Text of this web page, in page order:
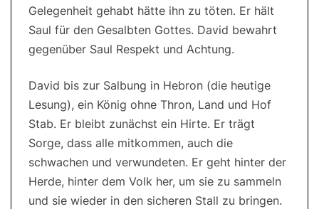
Gelegenheit gehabt hätte ihn zu töten. Er hält
Saul für den Gesalbten Gottes. David bewahrt
gegenüber Saul Respekt und Achtung.
David bis zur Salbung in Hebron (die heutige
Lesung), ein König ohne Thron, Land und Hof
Stab. Er bleibt zunächst ein Hirte. Er trägt
Sorge, dass alle mitkommen, auch die
schwachen und verwundeten. Er geht hinter der
Herde, hinter dem Volk her, um sie zu sammeln
und sie wieder in den sicheren Stall zu bringen.